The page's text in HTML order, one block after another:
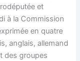
et
à la Commission
en quatre
anglais, allemand
des groupes